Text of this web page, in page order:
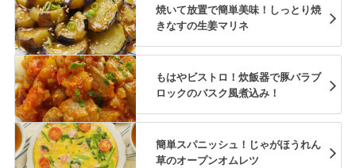
焼いて放置で簡単美味！しっとり焼
きなすの生姜マリネ
もはやビストロ！炊飯器で豚バラブ
ロックのバスク風煮込み！
簡単スパニッシュ！じゃがほうれん
草のオープンオムレツ